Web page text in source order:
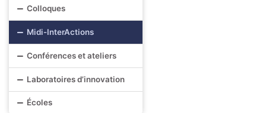
Colloques
Midi-InterActions
Conférences et ateliers
Laboratoires d’innovation
Écoles